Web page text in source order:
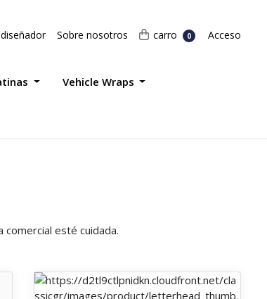
Sobre nosotros carro
carro 0 Acceso
Acceso
Vehicle Wraps
esté cuidada.
Ver detalles Membretes